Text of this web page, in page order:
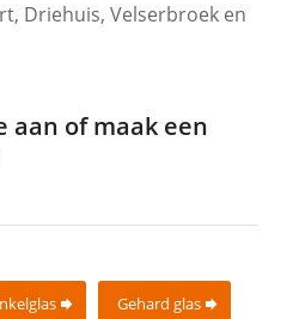
Driehuis, Velserbroek en
aan of maak een
Gehard glas